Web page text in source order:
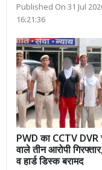
Published On 31 Jul
16:21:36
PWD का CCTV DVR
वाले तीन आरोपी
व हार्ड डिस्क बरामद